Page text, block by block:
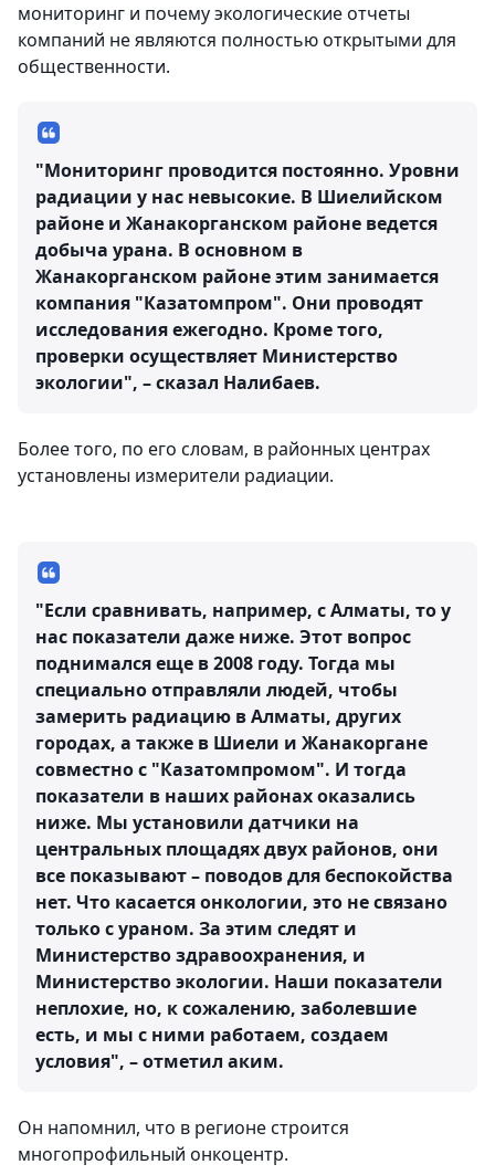
мониторинг и почему экологические отчеты
компаний не являются полностью открытыми для
общественности.
"Мониторинг проводится постоянно. Уровни
радиации у нас невысокие. В Шиелийском
районе и Жанакорганском районе ведется
добыча урана. В основном в
Жанакорганском районе этим занимается
компания "Казатомпром". Они проводят
исследования ежегодно. Кроме того,
проверки осуществляет Министерство
экологии", – сказал Налибаев.
​Более того, по его словам, в районных центрах
установлены измерители радиации.
"Если сравнивать, например, с Алматы, то у
нас показатели даже ниже. Этот вопрос
поднимался еще в 2008 году. Тогда мы
специально отправляли людей, чтобы
замерить радиацию в Алматы, других
городах, а также в Шиели и Жанакоргане
совместно с "Казатомпромом". И тогда
показатели в наших районах оказались
ниже. Мы установили датчики на
центральных площадях двух районов, они
все показывают – поводов для беспокойства
нет. ​Что касается онкологии, это не связано
только с ураном. За этим следят и
Министерство здравоохранения, и
Министерство экологии. Наши показатели
неплохие, но, к сожалению, заболевшие
есть, и мы с ними работаем, создаем
условия", – отметил аким.
Он напомнил, что в регионе строится
многопрофильный онкоцентр.